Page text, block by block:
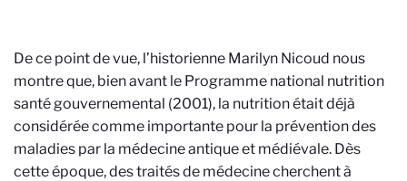
De ce point de vue, l’historienne Marilyn Nicoud nous
montre que, bien avant le Programme national nutrition
santégouvernemental (2001), la nutrition était déjà
considérée comme importante pour la prévention des
maladies par la médecine antique et médiévale. Dès
cette époque, des traités de médecine cherchent à